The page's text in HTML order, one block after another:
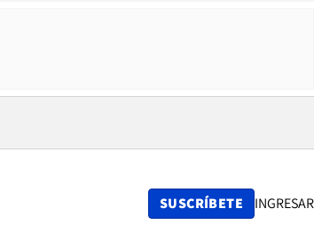
SUSCRÍBETE INGRESAR